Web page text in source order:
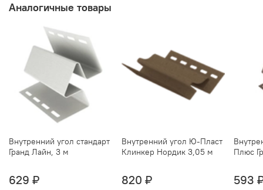
Аналогичные товары
Внутренний угол стандарт
Гранд Лайн, 3 м
629 ₽
Внутренний угол Ю-Пласт
Клинкер Нордик 3,05 м
820 ₽
Плюс
593